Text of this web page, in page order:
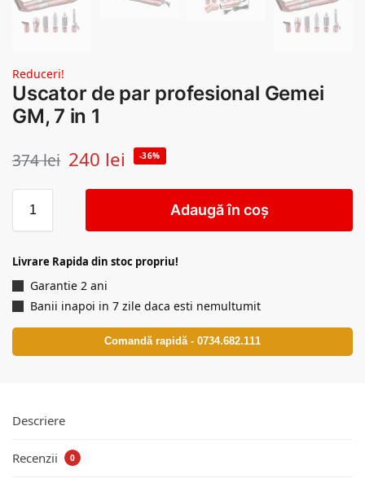
Reduceri!
Uscator de par profesional Gemei
GM, 7 in 1
374lei 240 lei -36%
Adaugă în coș
Livrare Rapida din stoc propriu!
Garantie 2 ani
Banii inapoi in 7 zile daca esti nemultumit
Comandă rapidă - 0734.682.111
Descriere
Recenzii 0